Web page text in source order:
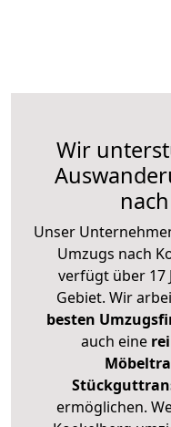
Wir
Unser
Umzugs nach
verfügt über 17
Gebiet. Wir
besten
auch eine
ermöglichen.